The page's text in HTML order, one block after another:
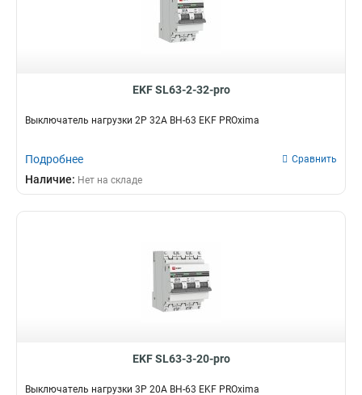
EKF SL63-2-32-pro
Выключатель нагрузки 2P 32А ВН-63 EKF PROxima
Подробнее Сравнить
Наличие: Нет на складе
EKF SL63-3-20-pro
Выключатель нагрузки 3P 20А ВН-63 EKF PROxima